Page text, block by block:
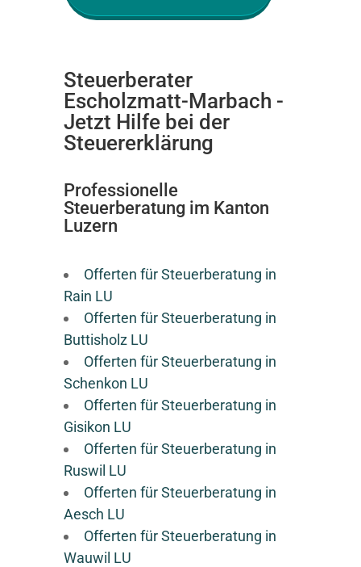
Steuerberater
Escholzmatt-Marbach -
Jetzt Hilfe bei der
Steuererklärung
Professionelle
Steuerberatung im Kanton
Luzern
Offerten für Steuerberatung in
Rain LU
Offerten für Steuerberatung in
Buttisholz LU
Offerten für Steuerberatung in
Schenkon LU
Offerten für Steuerberatung in
Gisikon LU
Offerten für Steuerberatung in
Ruswil LU
Offerten für Steuerberatung in
Aesch LU
Offerten für Steuerberatung in
Wauwil LU